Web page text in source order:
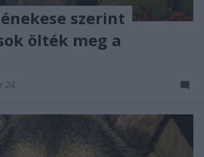
szerint
ölték meg a
24.